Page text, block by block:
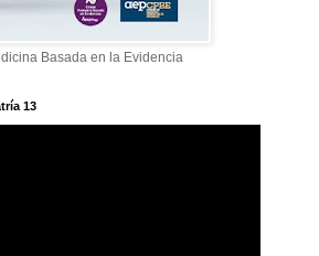
Basada en la Evidencia
13